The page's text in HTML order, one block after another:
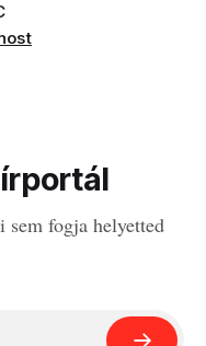
sem fogja helyetted